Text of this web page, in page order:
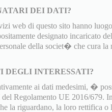
DEI DATI?
web di questo sito hanno
designato incaricato
della societ� che cura
DEGLI INTERESSATI?
ai dati medesimi, �
Regolamento UE 2016/679.
la riguardano, la loro rettifica o